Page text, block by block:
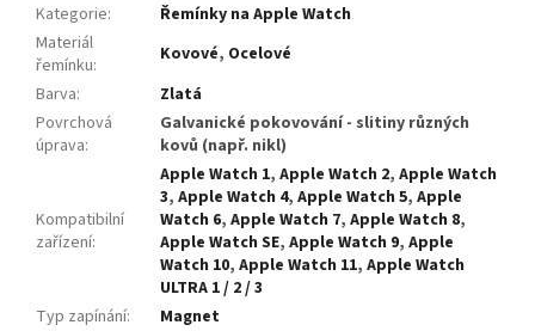
Kategorie:
Řemínky na Apple Watch
Materiál
řemínku: Kovové, Ocelové
Barva:
Zlatá
Povrchová
úprava:
Galvanické pokovování - slitiny různých
kovů (např. nikl)
Kompatibilní
zařízení:
Apple Watch 1, Apple Watch 2, Apple Watch
3, Apple Watch 4, Apple Watch 5, Apple
Watch 6, Apple Watch 7, Apple Watch 8,
Apple Watch SE, Apple Watch 9, Apple
Watch 10, Apple Watch 11, Apple Watch
ULTRA 1 / 2 / 3
Typ zapínání:
Magnet